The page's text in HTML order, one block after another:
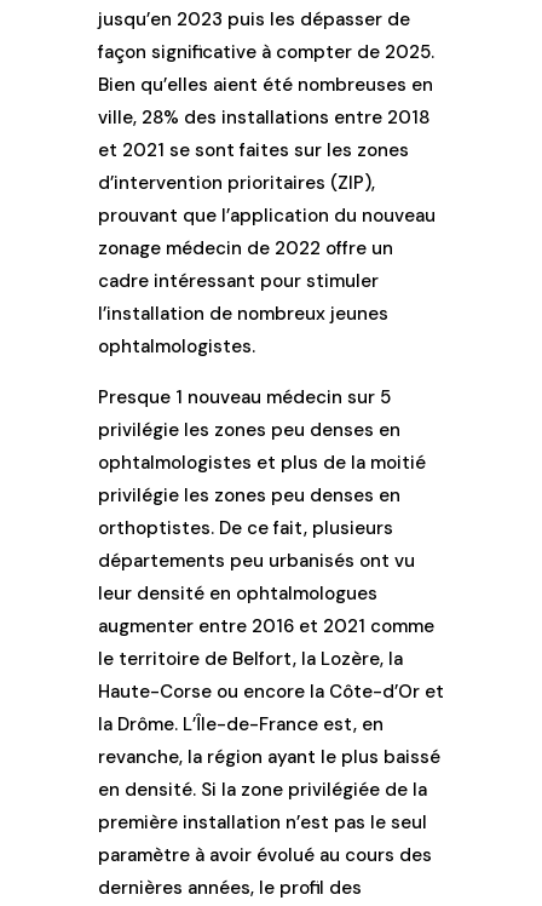
jusqu’en 2023 puis les dépasser de
façon significative à compter de 2025.
Bien qu’elles aient été nombreuses en
ville, 28% des installations entre 2018
et 2021 se sont faites sur les zones
d’intervention prioritaires (ZIP),
prouvant que l’application du nouveau
zonage médecin de 2022 offre un
cadre intéressant pour stimuler
l’installation de nombreux jeunes
ophtalmologistes.
Presque 1 nouveau médecin sur 5
privilégie les zones peu denses en
ophtalmologistes et plus de la moitié
privilégieles zones peu denses en
orthoptistes. De ce fait, plusieurs
départements peu urbanisés ont vu
leur densité en ophtalmologues
augmenter entre 2016 et 2021 comme
le territoire de Belfort, la Lozère, la
Haute-Corse ou encore la Côte-d’Or et
la Drôme. L’Île-de-France est,en
revanche, la région ayant le plus baissé
en densité. Si la zone privilégiée de la
première installation n’est pas le seul
paramètre à avoir évolué au cours des
dernières années, le profil des